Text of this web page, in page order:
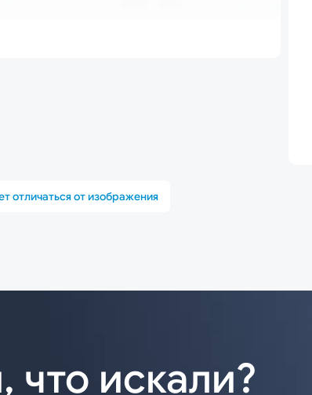
отличаться от изображения
что искали?